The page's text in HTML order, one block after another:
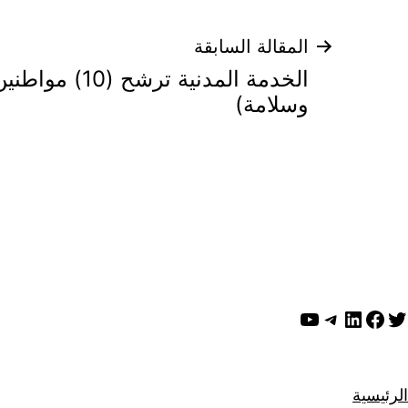
تصفّح
المقالات
المقالة السابقة
الخدمة المدنية
وسلامة)
تويترفيسبوك
لينكد إن تيليجرام
يوتيوب
الرئيسية